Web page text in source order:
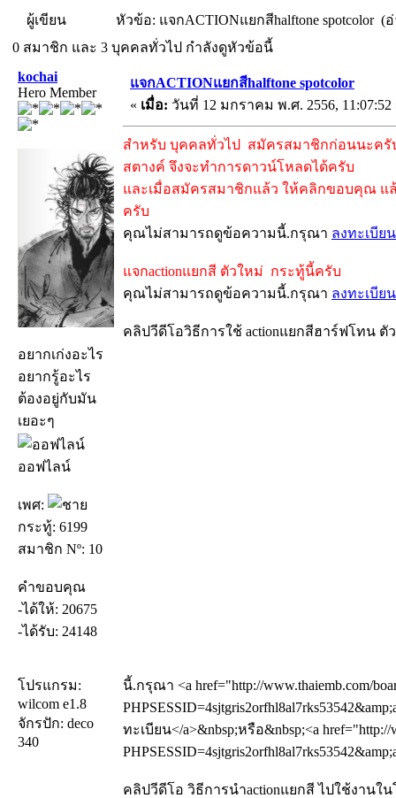
ผู้เขียน
หัวข้อ: แจกACTIONแยกสีhalftone spotcolor (
0 สมาชิก และ 3 บุคคลทั่วไป กำลังดูหัวข้อนี้
kochai
Hero Member
อยากเก่งอะไร
อยากรู้อะไร
ต้องอยู่กับมัน
เยอะๆ
ออฟไลน์
เพศ:
กระทู้: 6199
สมาชิก Nº: 10
คำขอบคุณ
-ได้ให้: 20675
-ได้รับ: 24148
โปรแกรม:
wilcom e1.8
จักรปัก: deco
340
แจกACTIONแยกสีhalftone spotcolor
« เมื่อ: วันที่ 12 มกราคม พ.ศ. 2556, 11:07:52
สำหรับ บุคคลทั่วไป สมัครสมาชิกก่อนนะครั
สตางค์ จึงจะทำการดาวน์โหลดได้ครับ
และเมื่อสมัครสมาชิกแล้ว ให้คลิกขอบคุณ แ
ครับ
คุณไม่สามารถดูข้อความนี้.กรุณา ลงทะเบียน
แจกactionแยกสี ตัวใหม่ กระทู้นี้ครับ
คุณไม่สามารถดูข้อความนี้.กรุณา ลงทะเบียน
คลิปวีดีโอวิธีการใช้ actionแยกสีฮาร์ฟโทน ตั
นี้.กรุณา <a href="http://www.thaiemb.com/
ทะเบียน</a>&nbsp;หรือ&nbsp;<a href="http://
คลิปวีดีโอ วิธีการนำactionแยกสี ไปใช้งานใ